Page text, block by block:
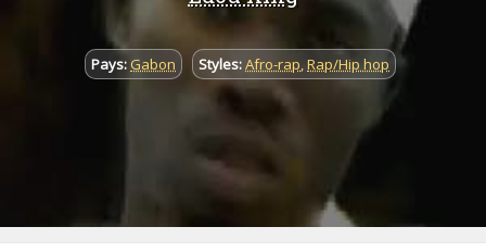
Pays:Gabon Styles:Afro-rap,Rap/Hip hop